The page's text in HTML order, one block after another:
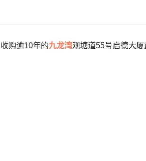
购逾10年的九龙湾观塘道55号启德大